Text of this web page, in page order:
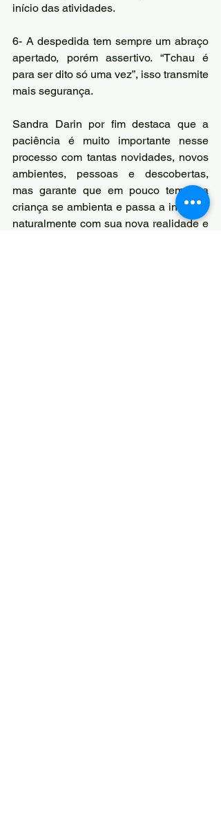
início das atividades.
6- A despedida tem sempre um abraço
apertado, porém assertivo. “Tchau é
para ser dito só uma vez”, isso transmite
mais segurança.
Sandra Darin por fim destaca que a
paciência é muito importante nesse
processo com tantas novidades, novos
ambientes, pessoas e descobertas,
mas garante que em pouco tempo a
criança se ambienta e passa a interagir
naturalmente com sua nova realidade e